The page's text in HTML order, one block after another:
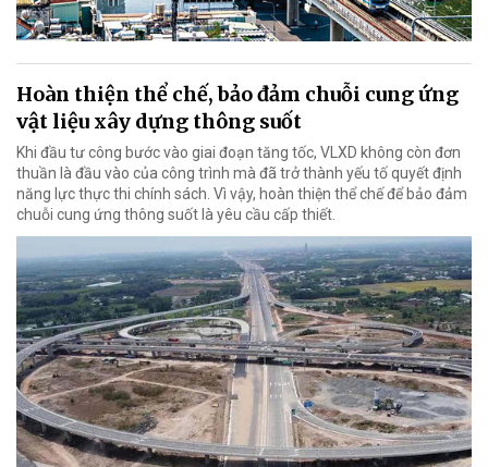
Hoàn thiện thể chế, bảo đảm chuỗi cung ứng
vật liệu xây dựng thông suốt
Khi đầu tư công bước vào giai đoạn tăng tốc, VLXD không còn đơn
thuần là đầu vào của công trình mà đã trở thành yếu tố quyết định
năng lực thực thi chính sách. Vì vậy, hoàn thiện thể chế để bảo đảm
chuỗi cung ứng thông suốt là yêu cầu cấp thiết.